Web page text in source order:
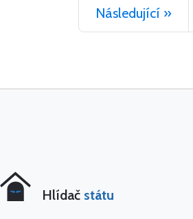
Následující »
Hlídač státu